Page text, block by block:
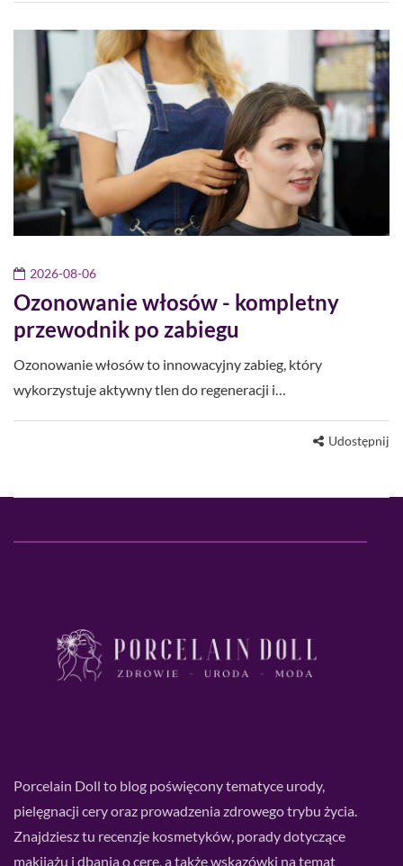
2026-08-06
Ozonowanie włosów - kompletny
przewodnik po zabiegu
Ozonowanie włosów to innowacyjny zabieg, który
wykorzystuje aktywny tlen do regeneracji i…
Udostępnij
Porcelain Doll to blog poświęcony tematyce urody,
pielęgnacji cery oraz prowadzenia zdrowego trybu życia.
Znajdziesz tu recenzje kosmetyków, porady dotyczące
makijażu i dbania o cerę, a także wskazówki na temat